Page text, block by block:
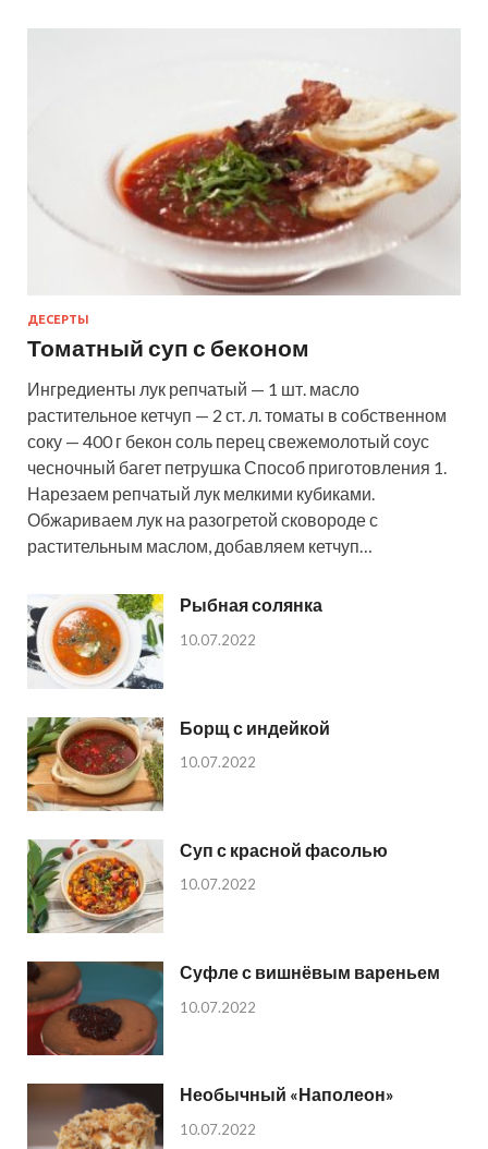
ДЕСЕРТЫ
Томатный суп с беконом
Ингредиенты лук репчатый — 1 шт. масло
растительное кетчуп — 2 ст. л. томаты в собственном
соку — 400 г бекон соль перец свежемолотый соус
чесночный багет петрушка Способ приготовления 1.
Нарезаем репчатый лук мелкими кубиками.
Обжариваем лук на разогретой сковороде с
растительным маслом, добавляем кетчуп…
Рыбная солянка
10.07.2022
Борщ с индейкой
10.07.2022
Суп с красной фасолью
10.07.2022
Суфле с вишнёвым вареньем
10.07.2022
Необычный «Наполеон»
10.07.2022